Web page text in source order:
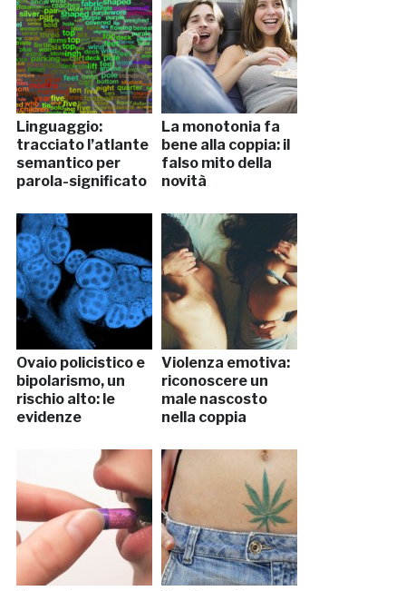
Linguaggio:
tracciato l’atlante
semantico per
parola-significato
La monotonia fa
bene alla coppia: il
falso mito della
novità
Ovaio policistico e
bipolarismo, un
rischio alto: le
evidenze
Violenza emotiva:
riconoscere un
male nascosto
nella coppia